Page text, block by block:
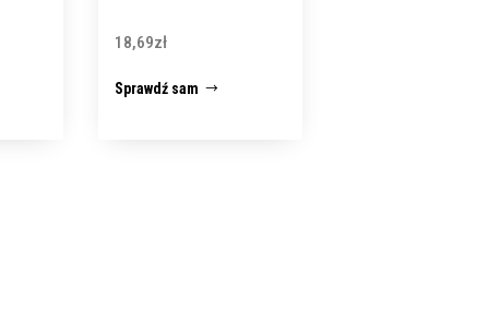
18,69zł
Sprawdź sam